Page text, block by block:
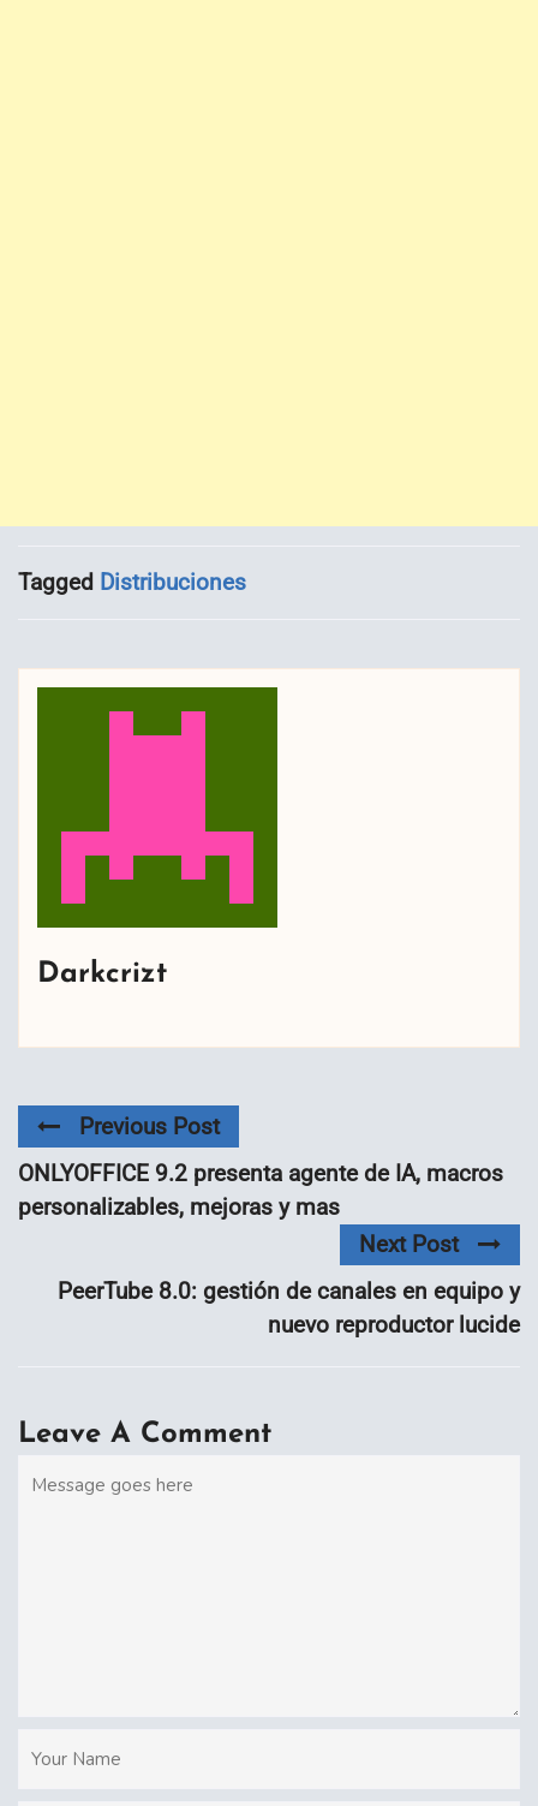
Tagged Distribuciones
Darkcrizt
Previous Post
ONLYOFFICE 9.2 presenta agente de IA, macros
personalizables, mejoras y mas
Next Post
PeerTube 8.0: gestión de canales en equipo y
nuevo reproductor lucide
Leave A Comment